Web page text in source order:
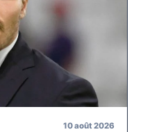
10 août 2026